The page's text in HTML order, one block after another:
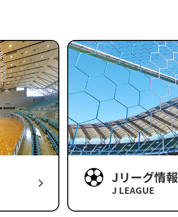
Jリーグ情報
J LEAGUE